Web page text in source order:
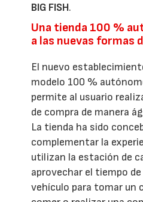
BIG FISH.
Una tienda 100 %
a las nuevas formas
El nuevo
modelo 100 %
permite al usuario
de compra de manera
La tienda ha sido
complementar la
utilizan la estación de
aprovechar el tiempo
vehículo para tomar un